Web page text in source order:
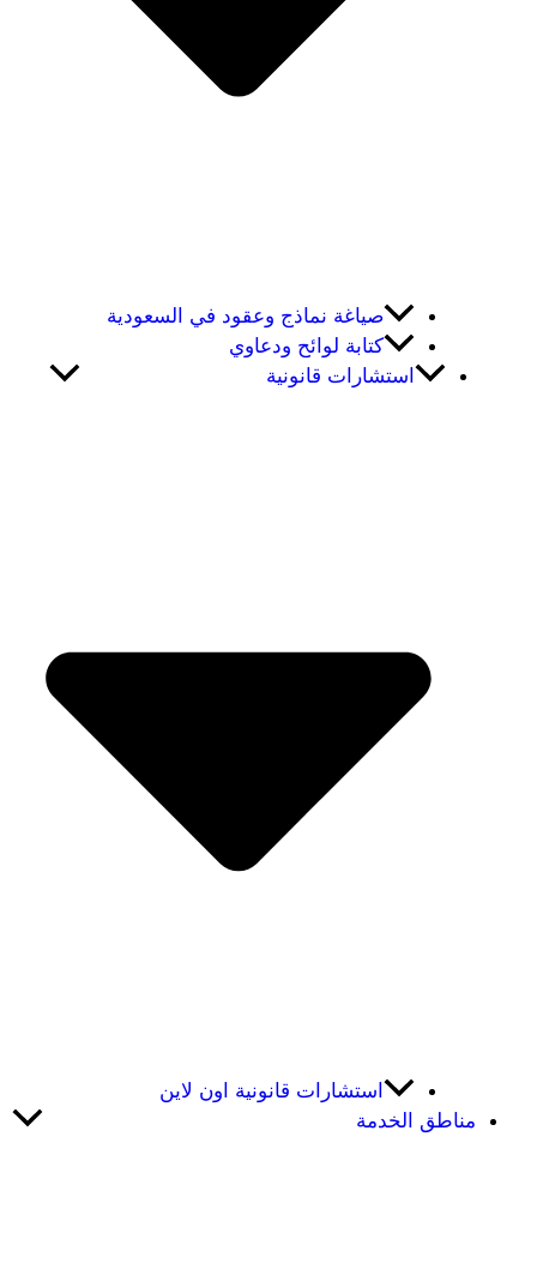
صياغة نماذج وعقود في السعودية
كتابة لوائح ودعاوي
استشارات قانونية
استشارات قانونية اون لاين
مناطق الخدمة